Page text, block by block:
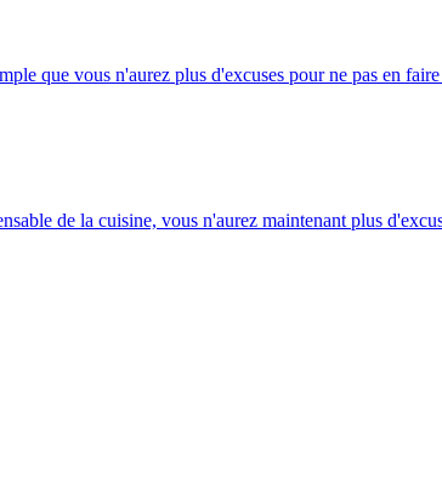
que vous n'aurez plus d'excuses pour ne pas en
de la cuisine, vous n'aurez maintenant plus